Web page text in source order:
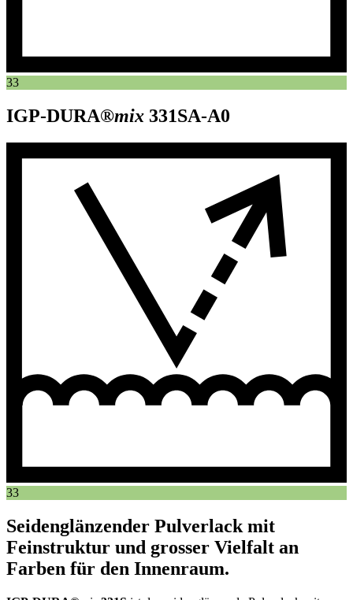
33
IGP-DURA®mix 331SA-A0
33
Seidenglänzender Pulverlack mit
Feinstruktur und grosser Vielfalt an
Farben für den Innenraum.